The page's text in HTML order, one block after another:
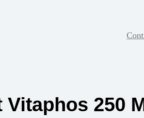
Vitaphos 250